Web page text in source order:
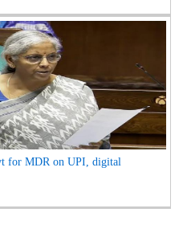
for MDR on UPI, digital